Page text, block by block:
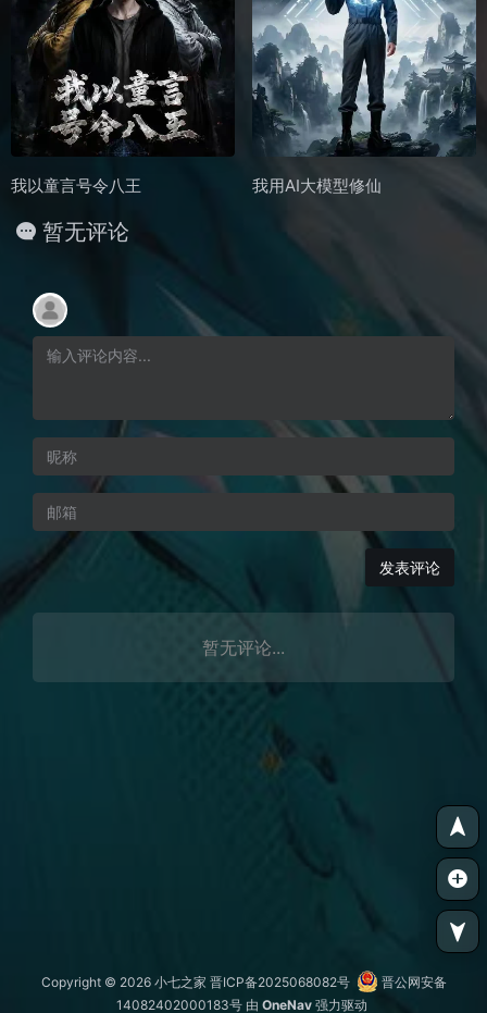
我以童言号令八王 我用AI大模型修仙
暂无评论
发表评论
暂无评论...
Copyright © 2026 小七之家 晋ICP备2025068082号
晋公网安备
14082402000183号 由 OneNav 强力驱动